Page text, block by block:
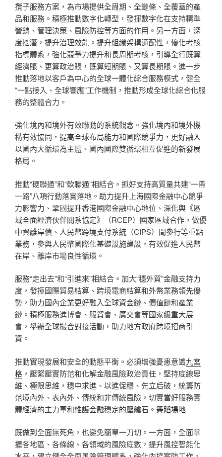
攬子服務方案，為市場提供全周期、全鏈條、全覆蓋的產
品和服務。積極推動數字化轉型，發揮數字化在支持精準
營銷、管理決策、風險防控等方面的作用。另一方面，深
度挖潛，提升治理效能。提升組織架構適配性，優化考核
指標體系，強化競爭力提升和長周期考核，引導全行既算
經濟賬、更算政治賬，既算短期賬、又算長期賬。進一步
推動落地以客戶為中心的全球一體化綜合服務模式，健全
“一點接入、全球響應”工作機制，推動形成全球化綜合化服
務的整體合力。
強化境內和境外有效聯動的系統觀念。強化境內和境外機
構有效協同，提高全球布局能力和國際競爭力，更好融入
以國內大循環為主體、國內國際雙循環相互促進的新發展
格局。
推動“硬聯通”和“軟聯通”相結合。抓好支持高質量共建“一帶
一路”八項行動落實落地。助力提升上海國際金融中心競爭
力影響力、鞏固提升香港國際金融中心地位、深化與《區
域全面經濟伙伴關系協定》（RCEP）國家區域合作，做優
中資離岸債、人民幣跨境支付系統（CIPS）間參行等重點
業務，參與人民幣國際化基礎設施建設，有效促進人民幣
在岸、離岸市場良性循環。
服務“走出去”和“引進來”相結合。加大“穩外貿”金融支持力
度，發揮國際貿易結算、跨境電商結算和外幣業務領先優
勢，助力國內企業更好融入全球資金鏈、價值鏈和產業
鏈。積極服務進博會、服貿會、廣交會等國家級重大展
會，舉辦全球撮合對接活動，助力地方政府跨境招商引
資。
推動實現發展和安全的動態平衡。必須增強憂患意識九宮
格 ，壓緊壓實防范和化解金融風險政治責任，堅持底線思
維、極限思維，穩中求進、以進促穩、先立后破，統籌防
范境內外、表內外、傳統和非傳統風險，切實當好服務實
體經濟的主力軍和維護金融穩定的壓艙石。 舞蹈場地
既做到全面無死角，也避免簡單一刀切。一方面，全面掌
握各地區、各條線、各領域的風險底數，提升風控智能化